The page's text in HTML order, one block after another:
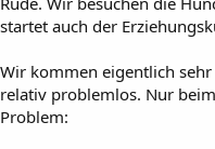
startet auch der
Wir kommen eigentlich
relativ problemlos. Nur
Problem: